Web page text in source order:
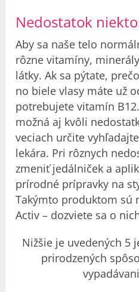
Nedostatok
Aby sa naše telo
rôzne vitamíny,
látky. Ak sa pýtate,
no biele vlasy máte už
potrebujete vitamín
možná aj kvôli
veciach určite
lekára. Pri rôznych
zmeniť jedálniček a
prírodné prípravky na
Takýmto produktom sú
Activ – dozviete sa o
Nižšie je uvedených 5
prirodzených